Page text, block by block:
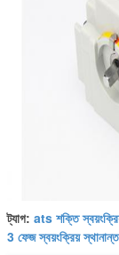
ট্যাগ: ats শক্তি
3 ফেজ স্বয়ংক্রিয়